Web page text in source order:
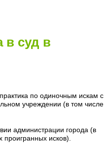
в суд в
по одиночным искам с
учреждении (в том числе
администрации города (в
исков).